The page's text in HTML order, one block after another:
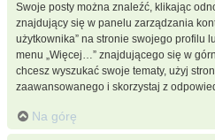
Swoje posty można znaleźć, klikając
znajdujący się w panelu zarządzania
użytkownika” na stronie swojego profilu
menu „Więcej…” znajdującego się w
chcesz wyszukać swoje tematy, użyj
zaawansowanego i skorzystaj z
Na górę